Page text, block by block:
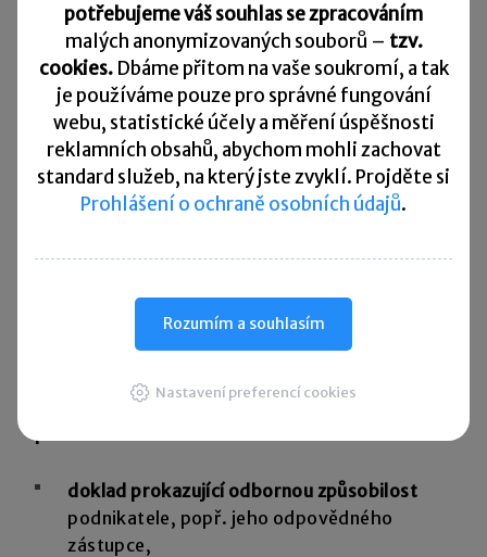
Živnostenský úřad rozhodne o udělení koncese
do 30 dnů.
Ohlášení živnosti vázané nebo řemeslné
Podnikatel musí splnitvšeobecné podmínky
azvláštní podmínky na odbornou způsobilost.
Ohlášení je možno podat osobně u kteréhokoliv
formulář pro fyzické osoby, ke kterému se
doklad prokazující odbornou způsobilost
podnikatele, popř. jeho odpovědného
zástupce,
potřebujeme váš souhlas se zpracováním
malých anonymizovaných souborů – tzv.
cookies. Dbáme přitom na vaše soukromí, a tak
je používáme pouze pro správné fungování
webu, statistické účely a měření úspěšnosti
reklamních obsahů, abychom mohli zachovat
standard služeb, na který jste zvyklí. Projděte si
Prohlášení o ochraně osobních údajů.
Rozumím a souhlasím
Nastavení preferencí cookies